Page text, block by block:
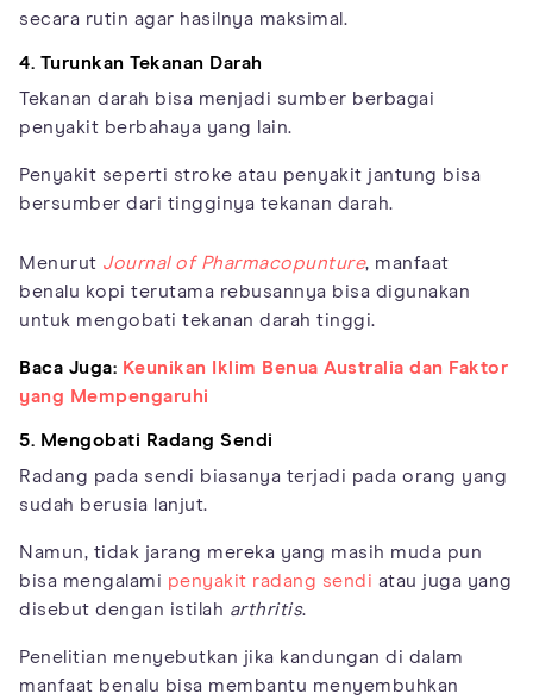
secara rutin agar hasilnya maksimal.
4. Turunkan Tekanan Darah
Tekanan darah bisa menjadi sumber berbagai
penyakit berbahaya yang lain.
Penyakit seperti stroke atau penyakit jantung bisa
bersumber dari tingginya tekanan darah.
Menurut Journal of Pharmacopunture, manfaat
benalu kopi terutama rebusannya bisa digunakan
untuk mengobati tekanan darah tinggi.
Baca Juga: Keunikan Iklim Benua Australia dan Faktor
yang Mempengaruhi
5. Mengobati Radang Sendi
Radang pada sendi biasanya terjadi pada orang yang
sudah berusia lanjut.
Namun, tidak jarang mereka yang masih muda pun
bisa mengalami penyakit radang sendi atau juga yang
disebut dengan istilah arthritis.
Penelitian menyebutkan jika kandungan di dalam
manfaat benalu bisa membantu menyembuhkan